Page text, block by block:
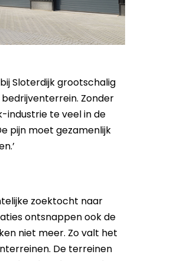
Sloterdijk grootschalig
Zonder
industrie te veel in de
pijn moet gezamenlijk
zoektocht naar
ontsnappen ook de
niet meer. Zo valt het
De terreinen